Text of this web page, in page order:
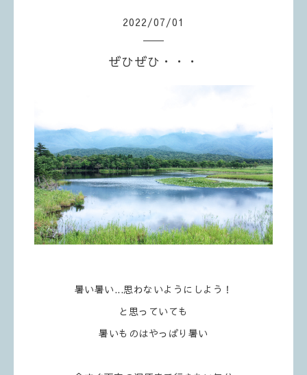
2022/07/01
ぜひぜひ・・・
暑い暑い...思わないようにしよう！
と思っていても
暑いものはやっぱり暑い